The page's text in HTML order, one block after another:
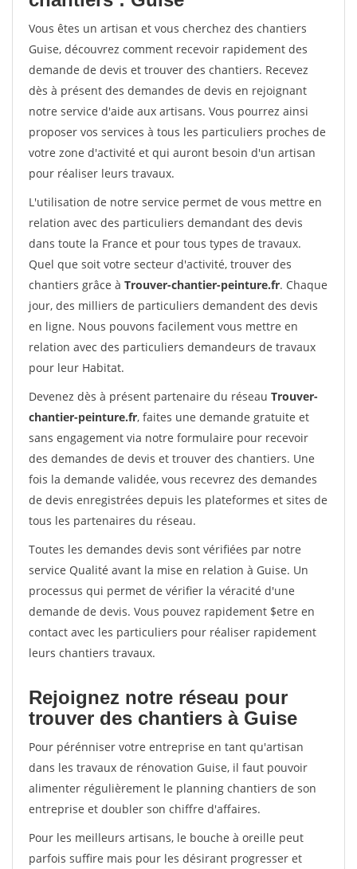
Vous êtes un artisan et vous cherchez des chantiers
Guise, découvrez comment recevoir rapidement des
demande de devis et trouver des chantiers. Recevez
dès à présent des demandes de devis en rejoignant
notre service d'aide aux artisans. Vous pourrez ainsi
proposer vos services à tous les particuliers proches de
votre zone d'activité et qui auront besoin d'un artisan
pour réaliser leurs travaux.
L'utilisation de notre service permet de vous mettre en
relation avec des particuliers demandant des devis
dans toute la France et pour tous types de travaux.
Quel que soit votre secteur d'activité, trouver des
chantiers grâce à Trouver-chantier-peinture.fr. Chaque
jour, des milliers de particuliers demandent des devis
en ligne. Nous pouvons facilement vous mettre en
relation avec des particuliers demandeurs de travaux
pour leur Habitat.
Devenez dès à présent partenaire du réseau Trouver-
chantier-peinture.fr, faites une demande gratuite et
sans engagement via notre formulaire pour recevoir
des demandes de devis et trouver des chantiers. Une
fois la demande validée, vous recevrez des demandes
de devis enregistrées depuis les plateformes et sites de
tous les partenaires du réseau.
Toutes les demandes devis sont vérifiées par notre
service Qualité avant la mise en relation à Guise. Un
processus qui permet de vérifier la véracité d'une
demande de devis. Vous pouvez rapidement $etre en
contact avec les particuliers pour réaliser rapidement
leurs chantiers travaux.
Rejoignez notre réseau pour
trouver des chantiers à Guise
Pour pérénniser votre entreprise en tant qu'artisan
dans les travaux de rénovation Guise, il faut pouvoir
alimenter régulièrement le planning chantiers de son
entreprise et doubler son chiffre d'affaires.
Pour les meilleurs artisans, le bouche à oreille peut
parfois suffire mais pour les désirant progresser et